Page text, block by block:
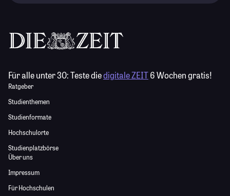
Für alle unter 30:Teste diedigitale ZEIT6 Wochen gratis!
Ratgeber
Studienthemen
Studienformate
Hochschulorte
Studienplatzbörse
Über uns
Impressum
Für Hochschulen